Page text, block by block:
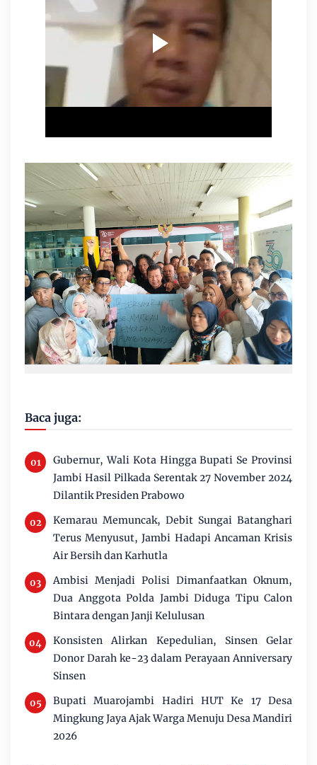
Baca juga:
Gubernur, Wali Kota Hingga Bupati Se Provinsi
Jambi Hasil Pilkada Serentak 27 November 2024
Dilantik Presiden Prabowo
Kemarau Memuncak, Debit Sungai Batanghari
Terus Menyusut, Jambi Hadapi Ancaman Krisis
Air Bersih dan Karhutla
Ambisi Menjadi Polisi Dimanfaatkan Oknum,
Dua Anggota Polda Jambi Diduga Tipu Calon
Bintara dengan Janji Kelulusan
Konsisten Alirkan Kepedulian, Sinsen Gelar
Donor Darah ke-23 dalam Perayaan Anniversary
Sinsen
Bupati Muarojambi Hadiri HUT Ke 17 Desa
Mingkung Jaya Ajak Warga Menuju Desa Mandiri
2026